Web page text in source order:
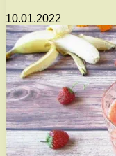
10.01.2022